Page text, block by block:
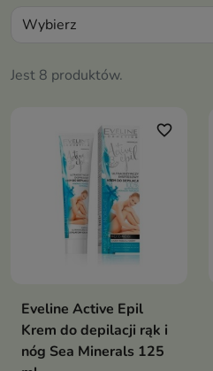
Jest 8 produktów.
Wybierz
favorite_border
Eveline Active Epil
Krem do depilacji rąk i
nóg Sea Minerals 125